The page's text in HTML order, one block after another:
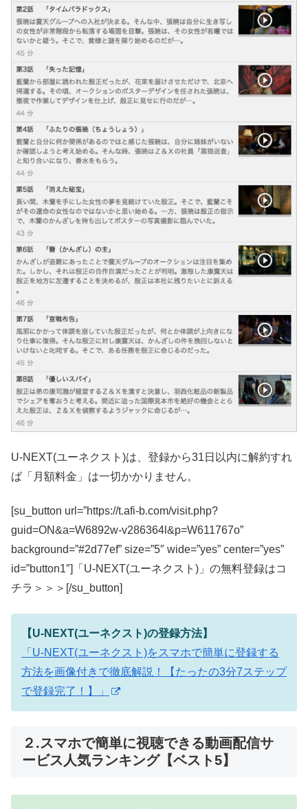
U-NEXT(ユーネクスト)は、登録から31日以内に解約すれ
ば「月額料金」は一切かかりません。
[su_button url=”https://t.afi-b.com/visit.php?
guid=ON&a=W6892w-v286364l&p=W611767o”
background=”#2d77ef” size=”5″ wide=”yes” center=”yes”
id=”button1″]「U-NEXT(ユーネクスト)」の無料登録はコ
チラ＞＞＞[/su_button]
【U-NEXT(ユーネクスト)の登録方法】
「U-NEXT(ユーネクスト)をスマホで簡単に登録する
方法を画像付きで徹底解説！【たったの3分7ステップ
で登録完了！】」
２.スマホで簡単に視聴できる動画配信サ
ービス人気ランキング【ベスト5】